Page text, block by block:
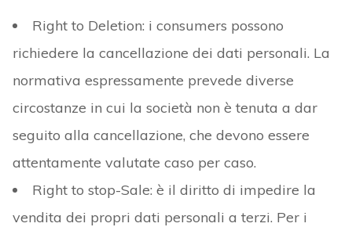
Right to Deletion: i consumers possono
richiedere la cancellazione dei dati personali. La
normativa espressamente prevede diverse
circostanze in cui la società non è tenuta a dar
seguito alla cancellazione, che devono essere
attentamente valutate caso per caso.
Right to stop-Sale: è il diritto di impedire la
vendita dei propri dati personali a terzi. Per i